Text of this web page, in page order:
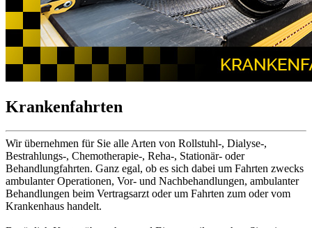
Krankenfahrten
Wir übernehmen für Sie alle Arten von Rollstuhl-, Dialyse-,
Bestrahlungs-, Chemotherapie-, Reha-, Stationär- oder
Behandlungfahrten. Ganz egal, ob es sich dabei um Fahrten zwecks
ambulanter Operationen, Vor- und Nachbehandlungen, ambulanter
Behandlungen beim Vertragsarzt oder um Fahrten zum oder vom
Krankenhaus handelt.